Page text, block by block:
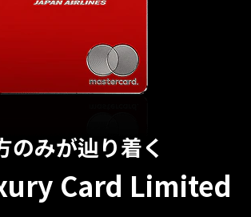
のみが辿り着く
Card Limited